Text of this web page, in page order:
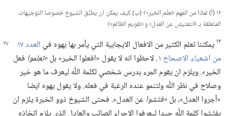
١٢ (‏أ)‏ لماذا من المهم ‏‹تعلّمالخير›؟‏ (‏ب)‏ كيف يمكن ان يطبِّق الشيوخ خصوصا التوجيهات
المتعلقة بـ‍‏‹التفتيشعن العدل› و ‹تقويم الظالم›؟‏
١٢ يمكننا تعلم الكثير من الافعال الايجابية التي يأمر بها يهوه في
العدد ١٧
من اشعياء الاصحاح ١ ‏.‏ لاحظوا انه لا يقول «افعلوا الخير» بل‏«تعلموا فعل
الخير».‏ ويلزم ان يقوم المرء بدرس شخصي لكلمة اللّٰه ليعرف ما هو خير
وصلاح في نظر اللّٰه ولتنمو عنده الرغبة في فعله.‏ ولا يقول يهوه ايضا
«أجروا العدل»،‏ بل‏«فتّشواعن العدل».‏ فحتى الشيوخ ذوو الخبرة يلزم ان